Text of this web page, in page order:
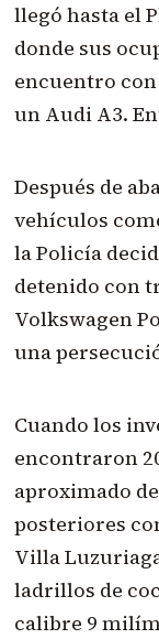
llegó hasta el
donde sus
encuentro
un Audi A3.
Después de
vehículos
la Policía
detenido con
Volkswagen
una
Cuando los
encontraron
aproximado
posteriores
Villa
ladrillos de
calibre 9